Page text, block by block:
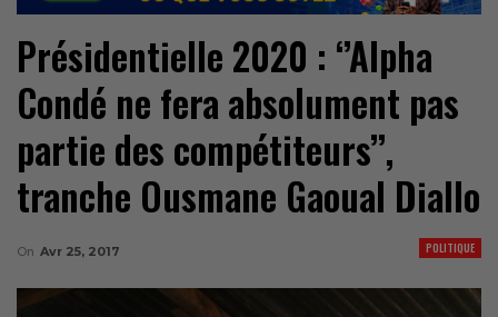
Présidentielle 2020 : ‘’Alpha
Condé ne fera absolument pas
partie des compétiteurs’’,
tranche Ousmane Gaoual Diallo
POLITIQUE
On Avr 25, 2017